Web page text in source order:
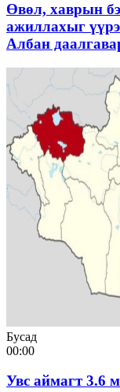
Өвөл, хаврын
ажиллахыг
Албан
Бусад
00:00
Увс аймагт 3.6